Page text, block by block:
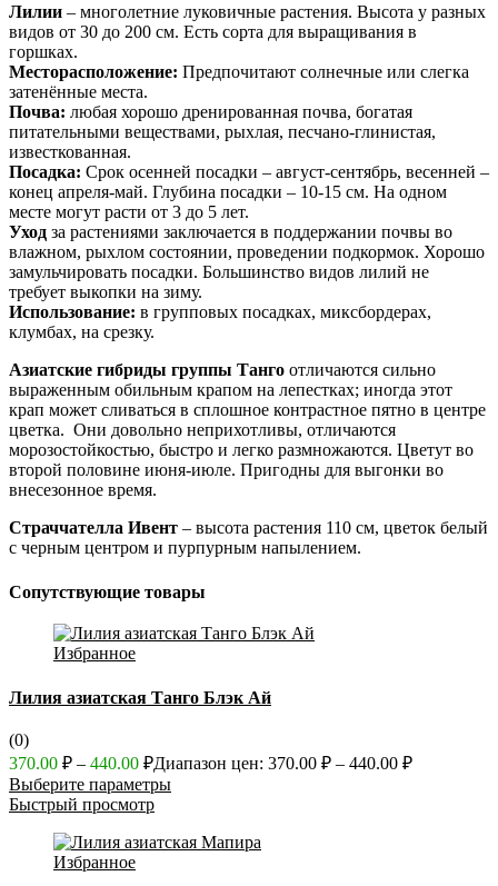
Лилии – многолетние луковичные растения. Высота у разных
видов от 30 до 200 см. Есть сорта для выращивания в
горшках.
Месторасположение: Предпочитают солнечные или слегка
затенённые места.
Почва: любая хорошо дренированная почва, богатая
питательными веществами, рыхлая, песчано-глинистая,
известкованная.
Посадка: Срок осенней посадки – август-сентябрь, весенней –
конец апреля-май. Глубина посадки – 10-15 см. На одном
месте могут расти от 3 до 5 лет.
Уход за растениями заключается в поддержании почвы во
влажном, рыхлом состоянии, проведении подкормок. Хорошо
замульчировать посадки. Большинство видов лилий не
требует выкопки на зиму.
Использование: в групповых посадках, миксбордерах,
клумбах, на срезку.
Азиатские гибриды группы Танго отличаются сильно
выраженным обильным крапом на лепестках; иногда этот
крап может сливаться в сплошное контрастное пятно в центре
цветка. Они довольно неприхотливы, отличаются
морозостойкостью, быстро и легко размножаются. Цветут во
второй половине июня-июле. Пригодны для выгонки во
внесезонное время.
Страччателла Ивент – высота растения 110 см, цветок белый
с черным центром и пурпурным напылением.
Сопутствующие товары
Избранное
Лилия азиатская Танго Блэк Ай
(0)
370.00 ₽ – 440.00 ₽Диапазон цен: 370.00 ₽ – 440.00 ₽
Выберите параметры
Быстрый просмотр
Избранное